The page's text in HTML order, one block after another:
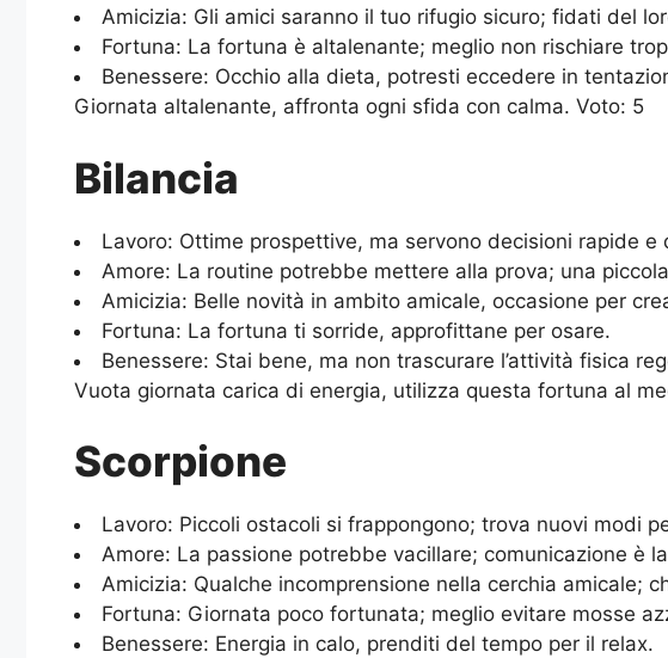
Amicizia: Gli amici saranno il tuo rifugio sicuro; fidati del
Fortuna: La fortuna è altalenante; meglio non rischiare
Benessere: Occhio alla dieta, potresti eccedere in
Giornata altalenante, affronta ogni sfida con calma. Voto: 5
Bilancia
Lavoro: Ottime prospettive, ma servono decisioni rapide
Amore: La routine potrebbe mettere alla prova; una
Amicizia: Belle novità in ambito amicale, occasione per
Fortuna: La fortuna ti sorride, approfittane per osare.
Benessere: Stai bene, ma non trascurare l’attività fisica
Vuota giornata carica di energia, utilizza questa fortuna al
Scorpione
Lavoro: Piccoli ostacoli si frappongono; trova nuovi modi
Amore: La passione potrebbe vacillare; comunicazione è
Amicizia: Qualche incomprensione nella cerchia amicale;
Fortuna: Giornata poco fortunata; meglio evitare mosse
Benessere: Energia in calo, prenditi del tempo per il relax.